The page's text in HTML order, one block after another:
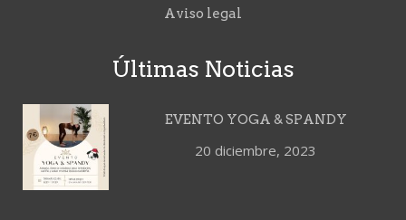
Aviso legal
Últimas Noticias
EVENTO YOGA & SPANDY
20 diciembre, 2023